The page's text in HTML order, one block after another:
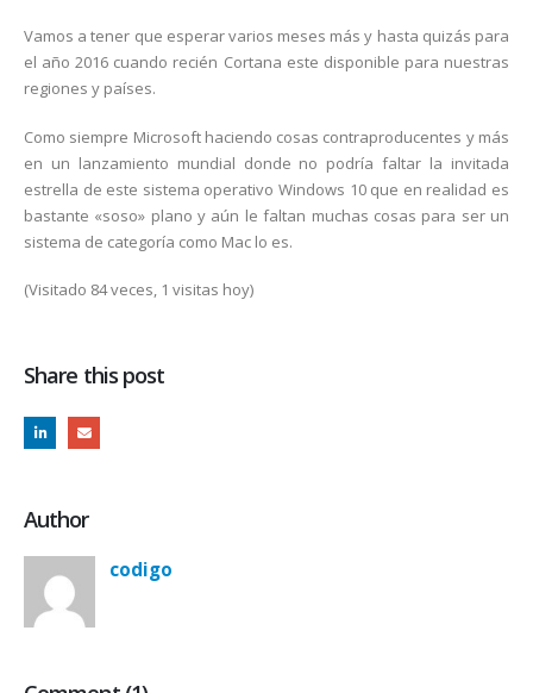
Vamos a tener que esperar varios meses más y hasta quizás para
el año 2016 cuando recién Cortana este disponible para nuestras
regiones y países.
Como siempre Microsoft haciendo cosas contraproducentes y más
en un lanzamiento mundial donde no podría faltar la invitada
estrella de este sistema operativo Windows 10 que en realidad es
bastante «soso» plano y aún le faltan muchas cosas para ser un
sistema de categoría como Mac lo es.
(Visitado 84 veces, 1 visitas hoy)
Share this post
Author
codigo